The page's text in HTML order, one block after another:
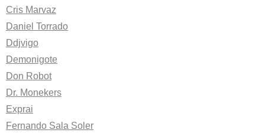
Cris Marvaz
Daniel Torrado
Ddjvigo
Demonigote
Don Robot
Dr. Monekers
Exprai
Fernando Sala Soler